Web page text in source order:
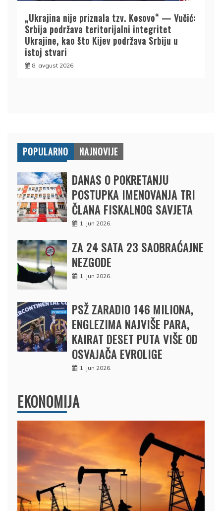
„Ukrajina nije priznala tzv. Kosovo“ — Vučić:
Srbija podržava teritorijalni integritet
Ukrajine, kao što Kijev podržava Srbiju u
istoj stvari
8. avgust 2026.
POPULARNO NAJNOVIJE
DANAS O POKRETANJU
POSTUPKA IMENOVANJA TRI
ČLANA FISKALNOG SAVJETA
1. jun 2026.
ZA 24 SATA 23 SAOBRAĆAJNE
NEZGODE
1. jun 2026.
PSŽ ZARADIO 146 MILIONA,
ENGLEZIMA NAJVIŠE PARA,
KAIRAT DESET PUTA VIŠE OD
OSVAJAČA EVROLIGE
1. jun 2026.
EKONOMIJA